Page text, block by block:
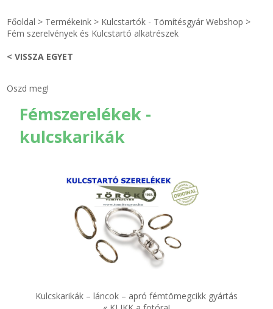
KULCSTARTÓ - KULCSKARIKA
GÉPÉSZET-PÉBÉ-gáz - KÉSZLETEK
TÖMÍTŐ TÁBLA - SZIGETELŐ LEMEZ
GUMILEMEZ - FILC - HÓTOLÓ
TÖMÍTŐ ZSINÓR - RAGASZTÓ
TEHER-ERŐGÉP-MOZDONY TÖMÍTÉS
videók
Hírek
Kapcsolat
ÁSZF
Főoldal > Termékeink > Kulcstartók - Tömítésgyár Webshop >
Fém szerelvények és Kulcstartó alkatrészek
< VISSZA EGYET
Oszd meg!
Fémszerelékek -
kulcskarikák
Kulcskarikák – láncok – apró fémtömegcikk gyártás